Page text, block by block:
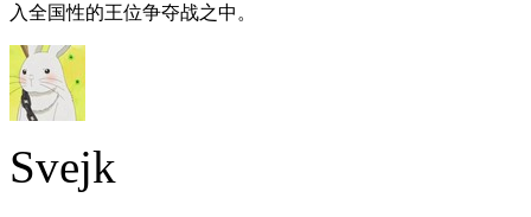
入全国性的王位争夺战之中。
Svejk